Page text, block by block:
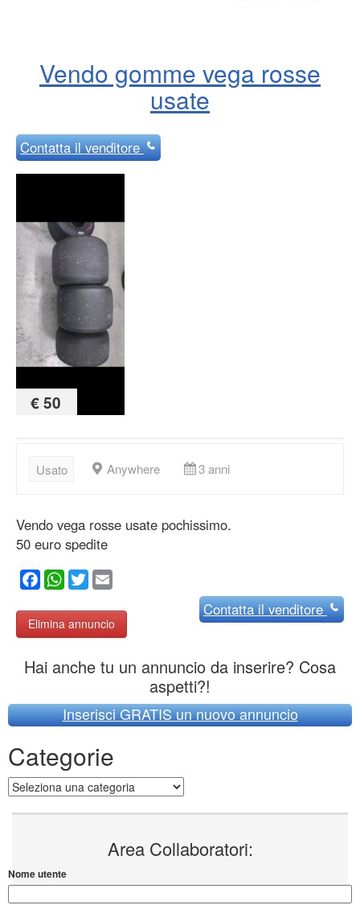
Vendo gomme vega rosse
usate
Contattail venditore
€ 50
Usato Anywhere 3 anni
Vendo vega rosse usate pochissimo.
50 euro spedite
Facebook
WhatsApp
Twitter
Elimina annuncio
Contattail venditore
Hai anche tu un annuncio da inserire? Cosa
aspetti?!
Inserisci GRATIS un nuovo annuncio
Categorie
Categorie
Area Collaboratori:
Nome utente